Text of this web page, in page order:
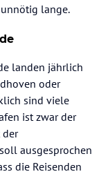
lange.
landen jährlich
oder
sind viele
ist zwar der
der
ausgesprochen
die Reisenden